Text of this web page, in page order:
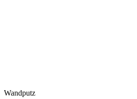
Wandputz